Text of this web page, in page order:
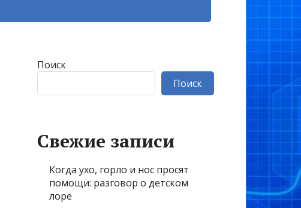
Поиск
Поиск
Свежие записи
Когда ухо, горло и нос просят
помощи: разговор о детском
лоре